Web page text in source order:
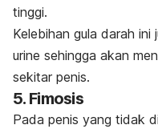
tinggi.
Kelebihan gula darah ini
urine sehingga akan
sekitar penis.
5. Fimosis
Pada penis yang tidak